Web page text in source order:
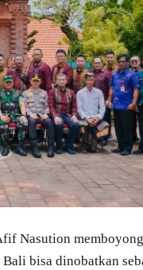
Nasution
bisa dinobatkan